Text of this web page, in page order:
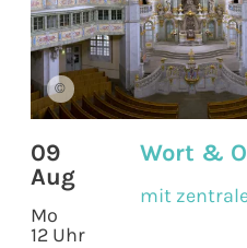
©
09
Aug
Mo
12 Uhr
Wort &
mit